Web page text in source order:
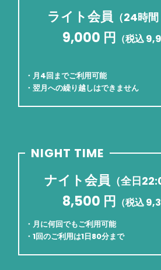
ライト会員 （24時
9,000 円 （税込
・月4回までご利用可能
・翌月への繰り越しはできません
NIGHT TIME
ナイト会員 （全日
8,500 円 （税込
・月に何回でもご利用可能
・1回のご利用は1日80分まで